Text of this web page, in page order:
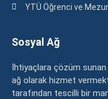
YTÜ Öğrenci ve
Sosyal Ağ
İhtiyaçlara çözüm sunan
ağ olarak hizmet
tarafından tescilli bir